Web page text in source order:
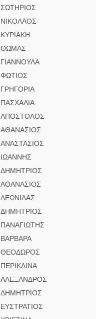
ΣΩΤΗΡΙΟΣ
ΝΙΚΟΛΑΟΣ
ΚΥΡΙΑΚΗ
ΘΩΜΑΣ
ΓΙΑΝΝΟΥΛΑ
ΦΩΤΙΟΣ
ΓΡΗΓΟΡΙΑ
ΠΑΣΧΑΛΙΑ
ΑΠΟΣΤΟΛΟΣ
ΑΘΑΝΑΣΙΟΣ
ΑΝΑΣΤΑΣΙΟΣ
ΙΩΑΝΝΗΣ
ΔΗΜΗΤΡΙΟΣ
ΑΘΑΝΑΣΙΟΣ
ΛΕΩΝΙΔΑΣ
ΔΗΜΗΤΡΙΟΣ
ΠΑΝΑΓΙΩΤΗΣ
ΒΑΡΒΑΡΑ
ΘΕΟΔΩΡΟΣ
ΠΕΡΙΚΛΙΝΑ
ΑΛΕΞΑΝΔΡΟΣ
ΔΗΜΗΤΡΙΟΣ
ΕΥΣΤΡΑΤΙΟΣ